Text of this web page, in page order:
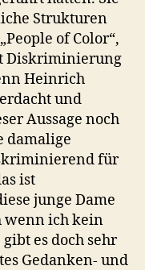
Strukturen
of Color“,
Diskriminierung
Heinrich
und
Aussage noch
damalige
für
ist
junge Dame
wenn ich kein
es doch sehr
Gedanken- und